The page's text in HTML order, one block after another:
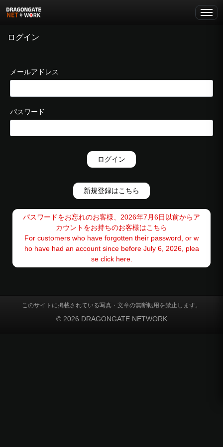
ログイン
メールアドレス
パスワード
ログイン
新規登録はこちら
パスワードをお忘れのお客様、2026年7月6日以前からア
カウントをお持ちのお客様はこちら
For customers who have forgotten their password, or w
ho have had an account since before July 6, 2026, plea
se click here.
このサイトに掲載されている写真・文章の無断転用を禁止します。
© 2026 DRAGONGATE NETWORK